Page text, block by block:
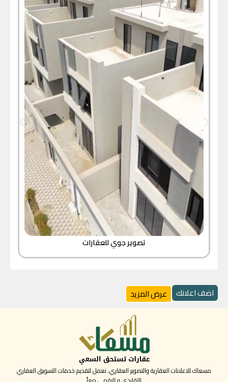
تصوير جوي للعقارات
اضف اعلانك عرض المزيد
مسعاك للاعلانات العقارية والتصوير العقاري، نعمل لتقديم خدمات التسويق العقاري